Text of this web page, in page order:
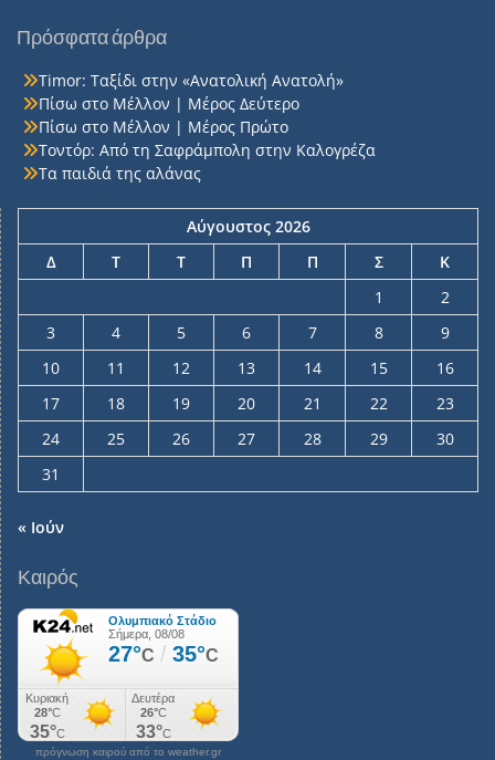
Πρόσφατα άρθρα
Timor: Ταξίδι στην «Ανατολική Ανατολή»
Πίσω στο Μέλλον | Μέρος Δεύτερο
Πίσω στο Μέλλον | Μέρος Πρώτο
Τοντόρ: Από τη Σαφράμπολη στην Καλογρέζα
Τα παιδιά της αλάνας
Αύγουστος 2026
Δ
Τ Τ Π Π Σ
Κ
1
2
3
4 5 6 7 8
9
10
11 12 13 14 15
16
17
18 19 20 21 22
23
24
25 26 27 28 29
30
31
« Ιούν
Καιρός
πρόγνωση καιρού από το weather.gr